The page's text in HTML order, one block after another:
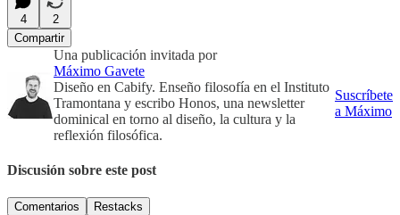
4
2
Compartir
Una publicación invitada por
Máximo Gavete
Diseño en Cabify. Enseño filosofía en el Instituto
Tramontana y escribo Honos, una newsletter
dominical en torno al diseño, la cultura y la
reflexión filosófica.
Suscríbete
a Máximo
Discusión sobre este post
Comentarios Restacks